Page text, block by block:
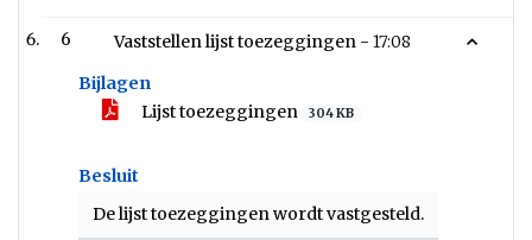
6 Vaststellen lijst toezeggingen - 17:08
Bijlagen
Lijst toezeggingen
304 KB
Besluit
De lijst toezeggingen wordt vastgesteld.